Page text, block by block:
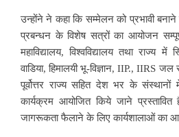
उन्होंने ने कहा कि सम्मेलन को प्रभावी
प्रबन्धन के विशेष सत्रों का आयोजन
महाविद्यालय, विश्वविद्यालय तथा राज्य
वाडिया, हिमालयी भू-विज्ञान, IIP., IIRS जल
पूर्वोत्तर राज्य सहित देश भर के
कार्यक्रम आयोजित किये जाने
जागरूकता फैलाने के लिए कार्यशालाओं का